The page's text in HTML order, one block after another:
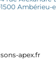
Ambérieu-
apex.fr